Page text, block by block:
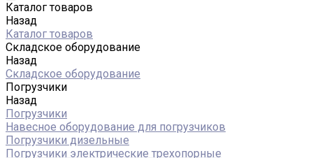
Каталог товаров
Назад
Каталог товаров
Складское оборудование
Назад
Складское оборудование
Погрузчики
Назад
Погрузчики
Навесное оборудование для погрузчиков
Погрузчики дизельные
Погрузчики электрические трехопорные